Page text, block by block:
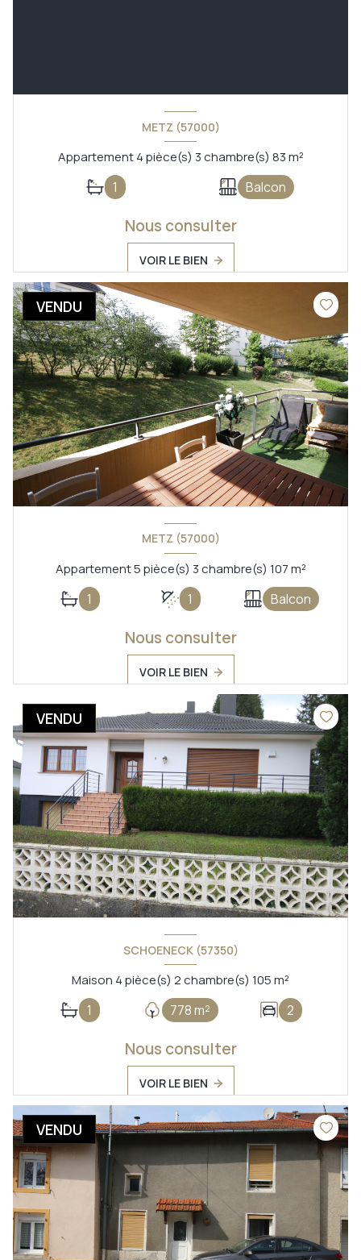
METZ (57000)
Appartement 4 pièce(s) 3 chambre(s) 83 m²
1 Balcon
Nous consulter
VOIR LE BIEN
VENDU
METZ (57000)
Appartement 5 pièce(s) 3 chambre(s) 107 m²
1 1 Balcon
Nous consulter
VOIR LE BIEN
VENDU
SCHOENECK (57350)
Maison 4 pièce(s) 2 chambre(s) 105 m²
1 778 m² 2
Nous consulter
VOIR LE BIEN
VENDU